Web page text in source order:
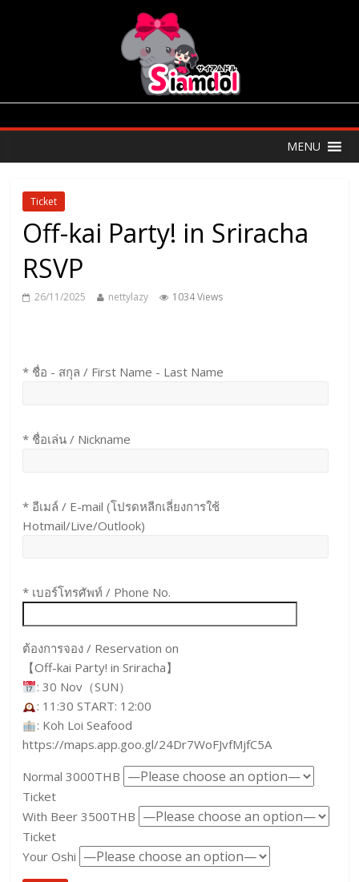
MENU
Ticket
Off-kai Party! in Sriracha
RSVP
26/11/2025 nettylazy 1034 Views
* ชื่อ - สกุล / First Name - Last Name
* ชื่อเล่น / Nickname
* อีเมล์ / E-mail (โปรดหลีกเลี่ยงการใช้
Hotmail/Live/Outlook)
* เบอร์โทรศัพท์ / Phone No.
ต้องการจอง / Reservation on
【Off-kai Party! in Sriracha】
: 30 Nov（SUN）
: 11:30 START: 12:00
: Koh Loi Seafood
https://maps.app.goo.gl/24Dr7WoFJvfMjfC5A
Normal 3000THB
Ticket
With Beer 3500THB
Ticket
Your Oshi